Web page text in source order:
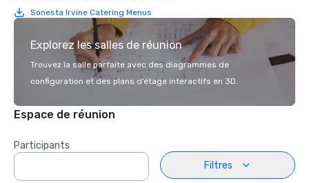
Sonesta Irvine Catering Menus
Explorez les salles de réunion
Trouvez la salle parfaite avec des diagrammes de
configuration et des plans d’étage interactifs en 3D.
Espace de réunion
Participants
Filtres